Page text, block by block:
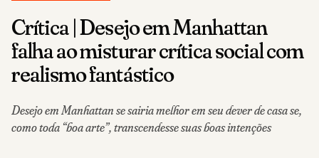
Crítica | Desejo em Manhattan
falha ao misturar crítica social com
realismo fantástico
como toda “boa arte”, transcendesse suas boas intenções